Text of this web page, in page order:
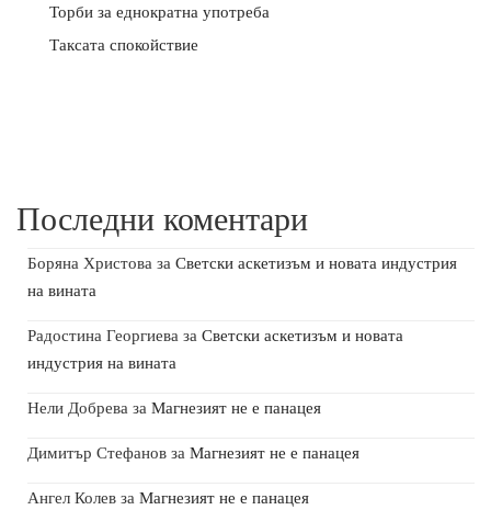
Торби за еднократна употреба
Таксата спокойствие
Последни коментари
Боряна Христова за Светски аскетизъм и новата индустрия
на вината
Радостина Георгиева за Светски аскетизъм и новата
индустрия на вината
Нели Добрева за Магнезият не е панацея
Димитър Стефанов за Магнезият не е панацея
Ангел Колев за Магнезият не е панацея